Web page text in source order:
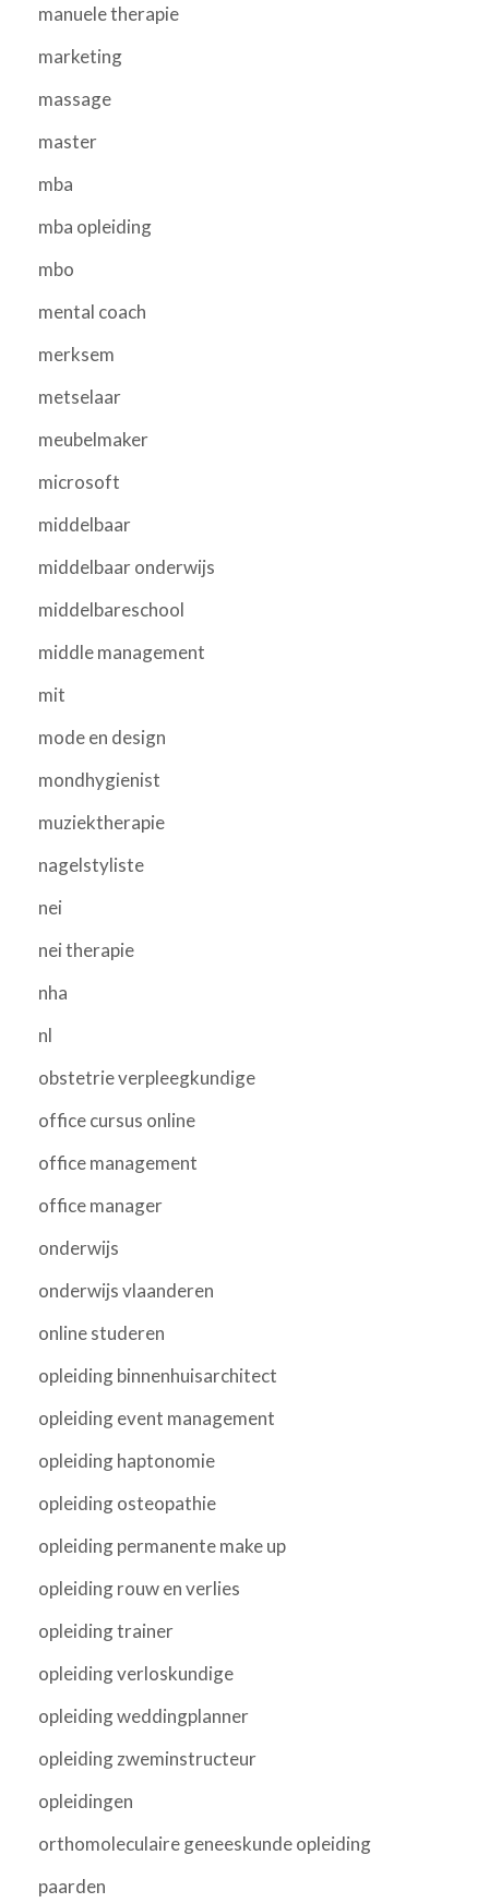
manuele therapie
marketing
massage
master
mba
mba opleiding
mbo
mental coach
merksem
metselaar
meubelmaker
microsoft
middelbaar
middelbaar onderwijs
middelbareschool
middle management
mit
mode en design
mondhygienist
muziektherapie
nagelstyliste
nei
nei therapie
nha
nl
obstetrie verpleegkundige
office cursus online
office management
office manager
onderwijs
onderwijs vlaanderen
online studeren
opleiding binnenhuisarchitect
opleiding event management
opleiding haptonomie
opleiding osteopathie
opleiding permanente make up
opleiding rouw en verlies
opleiding trainer
opleiding verloskundige
opleiding weddingplanner
opleiding zweminstructeur
opleidingen
orthomoleculaire geneeskunde opleiding
paarden